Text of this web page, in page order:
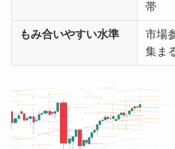
帯
もみ合いやすい水準
市場
集ま